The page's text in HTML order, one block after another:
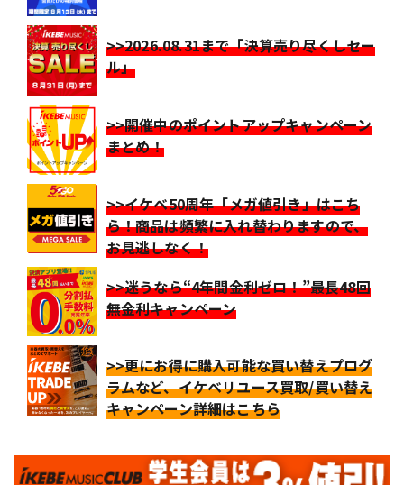
>>2026.08.31まで「決算売り尽くしセー
ル」
>>開催中のポイントアップキャンペーン
まとめ！
>>イケベ50周年「メガ値引き」はこち
ら！商品は頻繁に入れ替わりますので、
お見逃しなく！
>>迷うなら“4年間金利ゼロ！”最長48回
無金利キャンペーン
>>更にお得に購入可能な買い替えプログ
ラムなど、イケベリユース買取/買い替え
キャンペーン詳細はこちら